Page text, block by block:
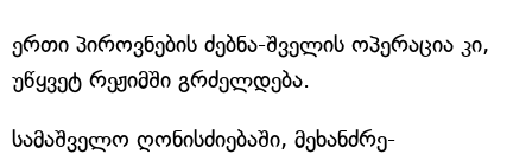
ერთი პიროვნების ძებნა-შველის ოპერაცია კი,
უწყვეტ რეჟიმში გრძელდება.
სამაშველო ღონისძიებაში, მეხანძრე-